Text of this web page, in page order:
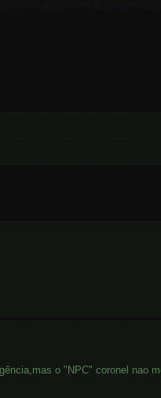
o "NPC" coronel nao